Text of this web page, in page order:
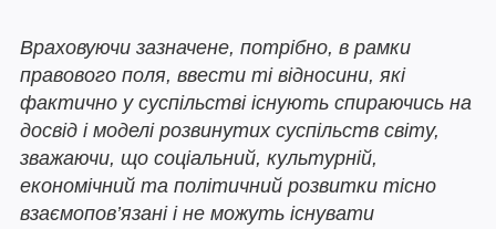
Враховуючи зазначене, потрібно, в рамки
правового поля, ввести ті відносини, які
фактично у суспільстві існують спираючись на
досвід і моделі розвинутих суспільств світу,
зважаючи, що соціальний, культурній,
економічний та політичний розвитки тісно
взаємопов’язані і не можуть існувати